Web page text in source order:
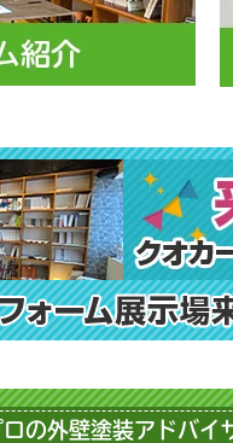
の外壁塗装アドバイ